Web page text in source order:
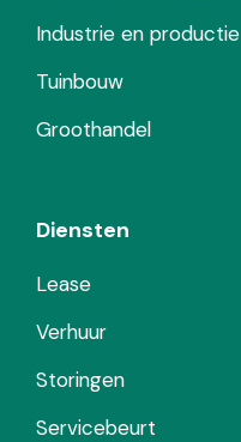
Industrie en productie
Tuinbouw
Groothandel
Diensten
Lease
Verhuur
Storingen
Servicebeurt